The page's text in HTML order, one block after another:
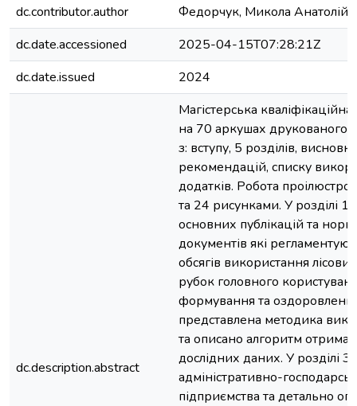
dc.contributor.author
Федорчук, Микола
dc.date.accessioned
2025-04-15T07:28:21Z
dc.date.issued
2024
dc.description.abstract
Магістерська
на 70 аркушах друкованого
з: вступу, 5 розділів,
рекомендацій, списку
додатків. Робота
та 24 рисунками. У розділі 1
основних публікацій та
документів які
обсягів використання
рубок головного
формування та оздоровлення
представлена методика
та описано алгоритм
дослідних даних. У розділі
адміністративно-
підприємства та детально